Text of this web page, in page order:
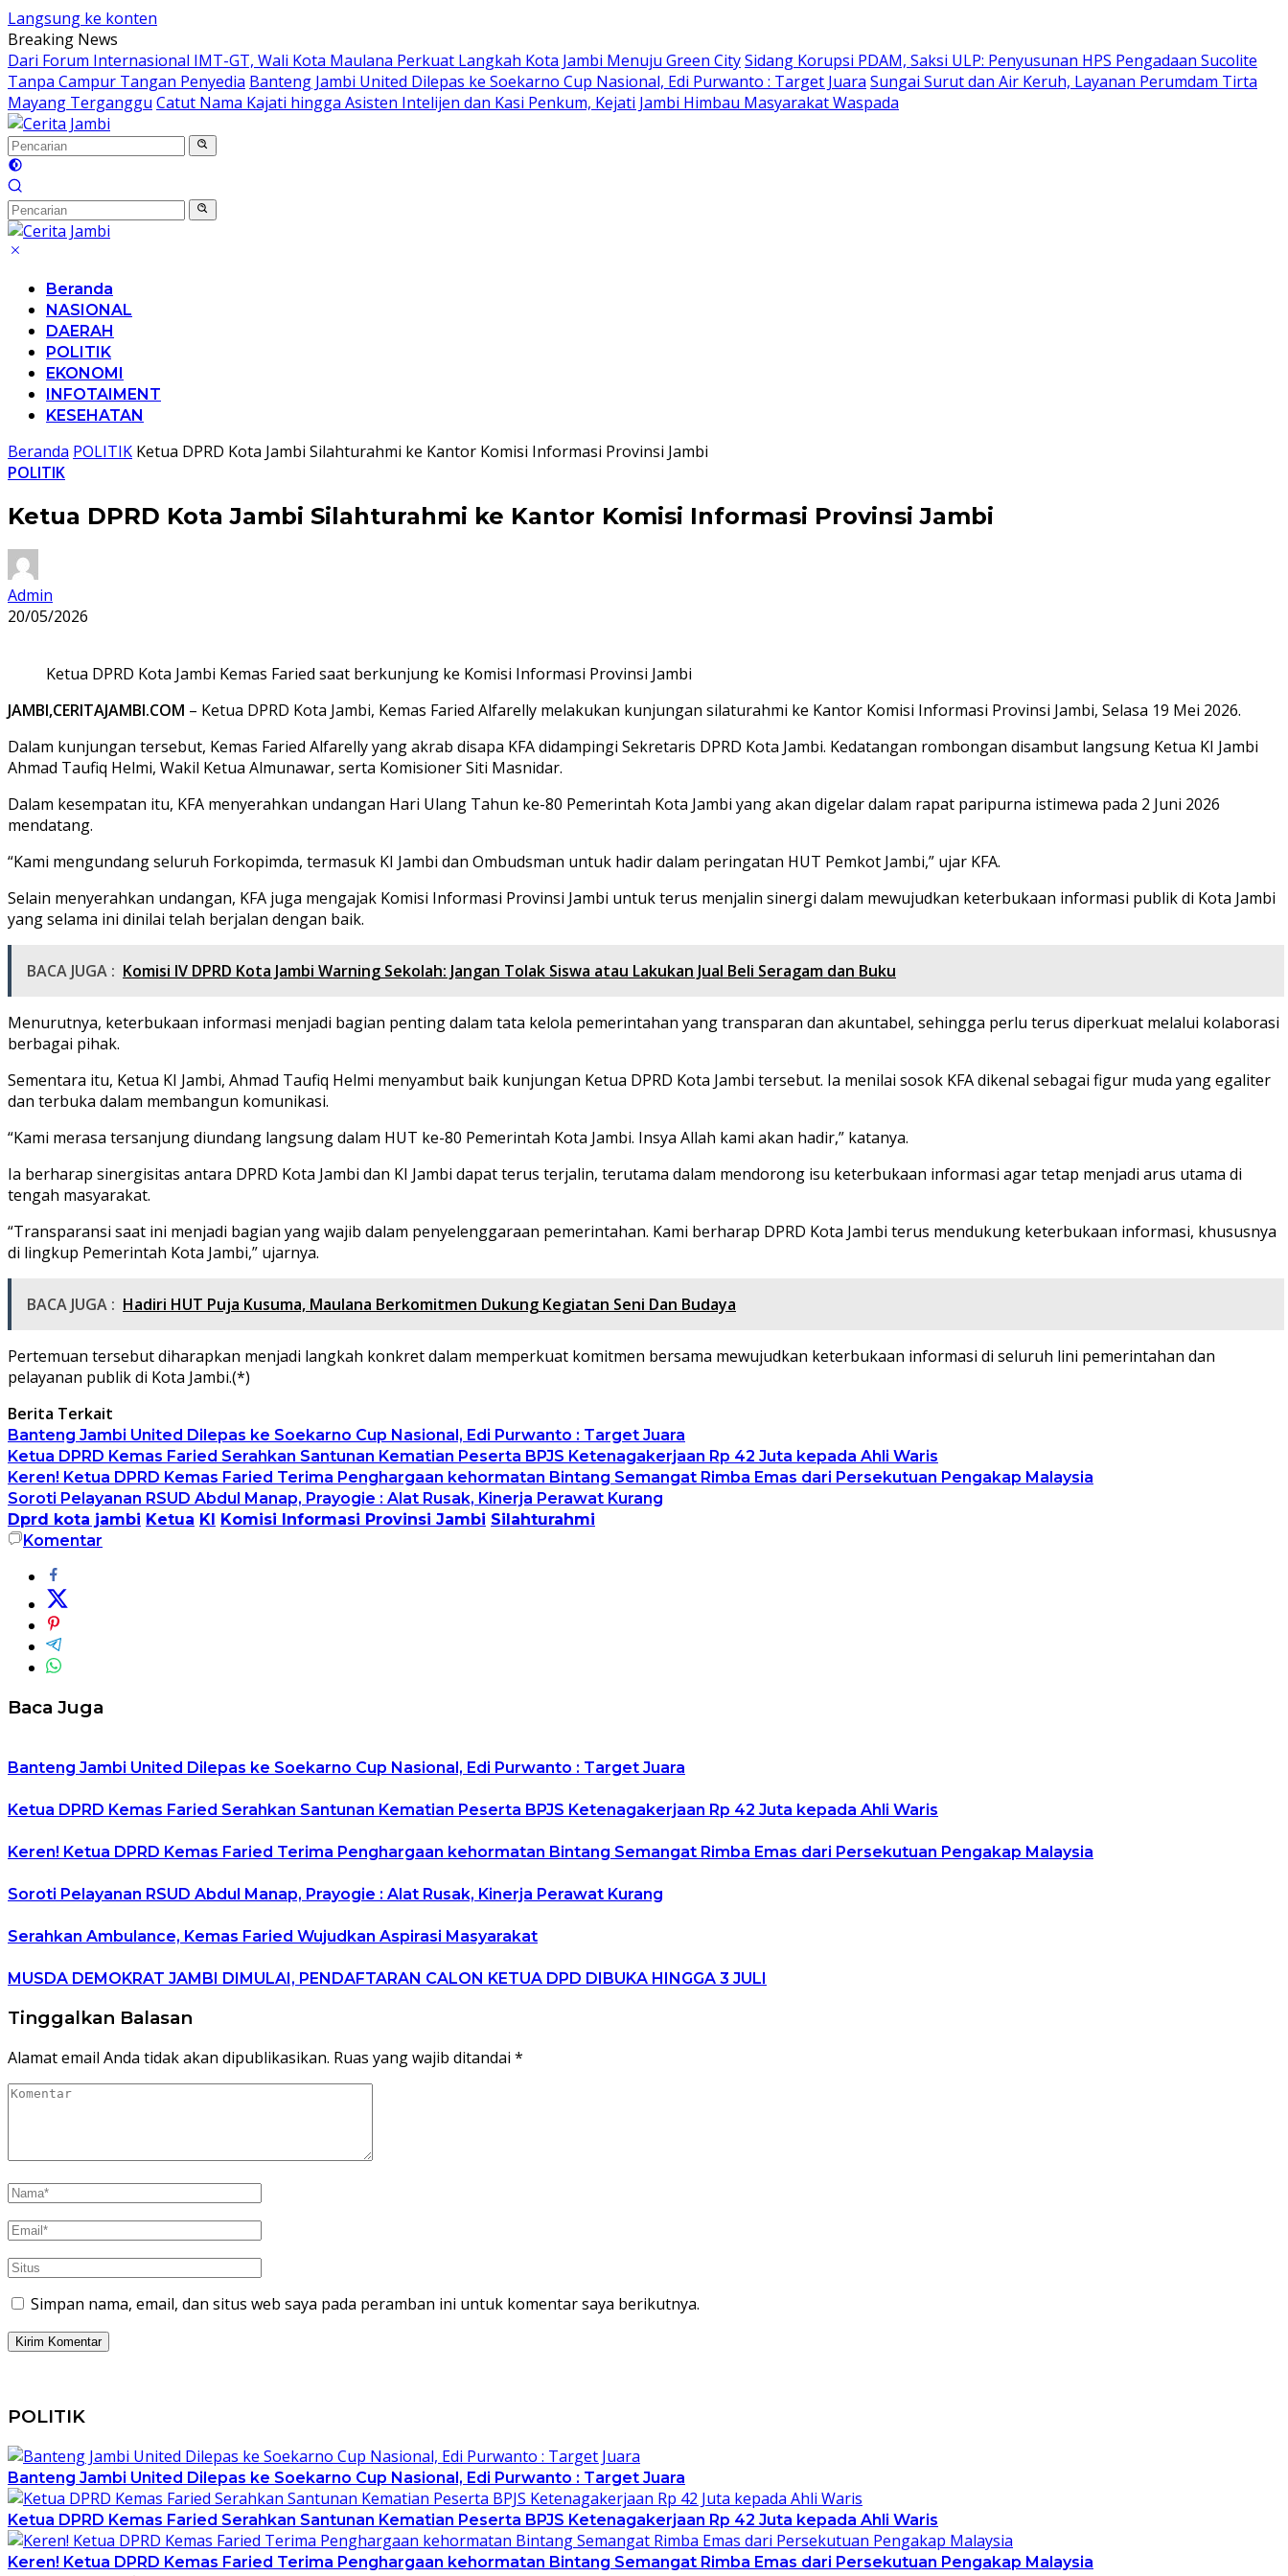
Langsung ke konten
Breaking News
Dari Forum Internasional IMT-GT, Wali Kota Maulana Perkuat Langkah Kota Jambi Menuju Green CitySidang Korupsi PDAM, Saksi ULP: Penyusunan HPS Pengadaan Sucolite
Tanpa Campur Tangan Penyedia Banteng Jambi United Dilepas ke Soekarno Cup Nasional, Edi Purwanto : Target Juara Sungai Surut dan Air Keruh, Layanan Perumdam Tirta
Mayang Terganggu Catut Nama Kajati hingga Asisten Intelijen dan Kasi Penkum, Kejati Jambi Himbau Masyarakat Waspada
Beranda
NASIONAL
DAERAH
POLITIK
EKONOMI
INFOTAIMENT
KESEHATAN
Beranda POLITIK Ketua DPRD Kota Jambi Silahturahmi ke Kantor Komisi Informasi Provinsi Jambi
POLITIK
Ketua DPRD Kota Jambi Silahturahmi ke Kantor Komisi Informasi Provinsi Jambi
Admin
20/05/2026
Ketua DPRD Kota Jambi Kemas Faried saat berkunjung ke Komisi Informasi Provinsi Jambi
JAMBI,CERITAJAMBI.COM – Ketua DPRD Kota Jambi, Kemas Faried Alfarelly melakukan kunjungan silaturahmi ke Kantor Komisi Informasi Provinsi Jambi, Selasa 19 Mei 2026.
Dalam kunjungan tersebut, Kemas Faried Alfarelly yang akrab disapa KFA didampingi Sekretaris DPRD Kota Jambi. Kedatangan rombongan disambut langsung Ketua KI Jambi
Ahmad Taufiq Helmi, Wakil Ketua Almunawar, serta Komisioner Siti Masnidar.
Dalam kesempatan itu, KFA menyerahkan undangan Hari Ulang Tahun ke-80 Pemerintah Kota Jambi yang akan digelar dalam rapat paripurna istimewa pada 2 Juni 2026
mendatang.
“Kami mengundang seluruh Forkopimda, termasuk KI Jambi dan Ombudsman untuk hadir dalam peringatan HUT Pemkot Jambi,” ujar KFA.
Selain menyerahkan undangan, KFA juga mengajak Komisi Informasi Provinsi Jambi untuk terus menjalin sinergi dalam mewujudkan keterbukaan informasi publik di Kota Jambi
yang selama ini dinilai telah berjalan dengan baik.
BACA JUGA : Komisi IV DPRD Kota Jambi Warning Sekolah: Jangan Tolak Siswa atau Lakukan Jual Beli Seragam dan Buku
Menurutnya, keterbukaan informasi menjadi bagian penting dalam tata kelola pemerintahan yang transparan dan akuntabel, sehingga perlu terus diperkuat melalui kolaborasi
berbagai pihak.
Sementara itu, Ketua KI Jambi, Ahmad Taufiq Helmi menyambut baik kunjungan Ketua DPRD Kota Jambi tersebut. Ia menilai sosok KFA dikenal sebagai figur muda yang egaliter
dan terbuka dalam membangun komunikasi.
“Kami merasa tersanjung diundang langsung dalam HUT ke-80 Pemerintah Kota Jambi. Insya Allah kami akan hadir,” katanya.
Ia berharap sinergisitas antara DPRD Kota Jambi dan KI Jambi dapat terus terjalin, terutama dalam mendorong isu keterbukaan informasi agar tetap menjadi arus utama di
tengah masyarakat.
“Transparansi saat ini menjadi bagian yang wajib dalam penyelenggaraan pemerintahan. Kami berharap DPRD Kota Jambi terus mendukung keterbukaan informasi, khususnya
di lingkup Pemerintah Kota Jambi,” ujarnya.
BACA JUGA : Hadiri HUT Puja Kusuma, Maulana Berkomitmen Dukung Kegiatan Seni Dan Budaya
Pertemuan tersebut diharapkan menjadi langkah konkret dalam memperkuat komitmen bersama mewujudkan keterbukaan informasi di seluruh lini pemerintahan dan
pelayanan publik di Kota Jambi.(*)
Berita Terkait
Banteng Jambi United Dilepas ke Soekarno Cup Nasional, Edi Purwanto : Target Juara
Ketua DPRD Kemas Faried Serahkan Santunan Kematian Peserta BPJS Ketenagakerjaan Rp 42 Juta kepada Ahli Waris
Keren! Ketua DPRD Kemas Faried Terima Penghargaan kehormatan Bintang Semangat Rimba Emas dari Persekutuan Pengakap Malaysia
Soroti Pelayanan RSUD Abdul Manap, Prayogie : Alat Rusak, Kinerja Perawat Kurang
Dprd kota jambi Ketua KI Komisi Informasi Provinsi Jambi Silahturahmi
Komentar
Baca Juga
Banteng Jambi United Dilepas ke Soekarno Cup Nasional, Edi Purwanto : Target Juara
Ketua DPRD Kemas Faried Serahkan Santunan Kematian Peserta BPJS Ketenagakerjaan Rp 42 Juta kepada Ahli Waris
Keren! Ketua DPRD Kemas Faried Terima Penghargaan kehormatan Bintang Semangat Rimba Emas dari Persekutuan Pengakap Malaysia
Soroti Pelayanan RSUD Abdul Manap, Prayogie : Alat Rusak, Kinerja Perawat Kurang
Serahkan Ambulance, Kemas Faried Wujudkan Aspirasi Masyarakat
MUSDA DEMOKRAT JAMBI DIMULAI, PENDAFTARAN CALON KETUA DPD DIBUKA HINGGA 3 JULI
Tinggalkan Balasan
Alamat email Anda tidak akan dipublikasikan. Ruas yang wajib ditandai *
Simpan nama, email, dan situs web saya pada peramban ini untuk komentar saya berikutnya.
POLITIK
Banteng Jambi United Dilepas ke Soekarno Cup Nasional, Edi Purwanto : Target Juara
Ketua DPRD Kemas Faried Serahkan Santunan Kematian Peserta BPJS Ketenagakerjaan Rp 42 Juta kepada Ahli Waris
Keren! Ketua DPRD Kemas Faried Terima Penghargaan kehormatan Bintang Semangat Rimba Emas dari Persekutuan Pengakap Malaysia